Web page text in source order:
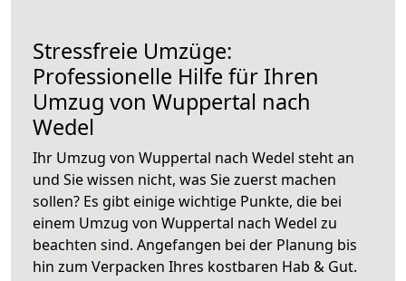
Stressfreie Umzüge:
Professionelle Hilfe für Ihren
Umzug von Wuppertal nach
Wedel
Ihr Umzug von Wuppertal nach Wedel steht an
und Sie wissen nicht, was Sie zuerst machen
sollen? Es gibt einige wichtige Punkte, die bei
einem Umzug von Wuppertal nach Wedel zu
beachten sind. Angefangen bei der Planung bis
hin zum Verpacken Ihres kostbaren Hab & Gut.